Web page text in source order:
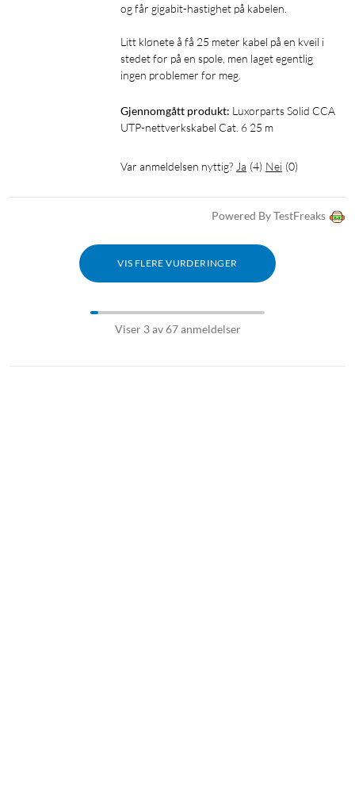
og får gigabit-hastighet på kabelen.
Litt klønete å få 25 meter kabel på en kveil i
stedet for på en spole, men laget egentlig
ingen problemer for meg.
Gjennomgått produkt: Luxorparts Solid CCA
UTP-nettverkskabel Cat. 6 25 m
Var anmeldelsen nyttig? Ja (4) Nei (0)
Powered By TestFreaks
VIS FLERE VURDERINGER
Viser 3 av 67 anmeldelser